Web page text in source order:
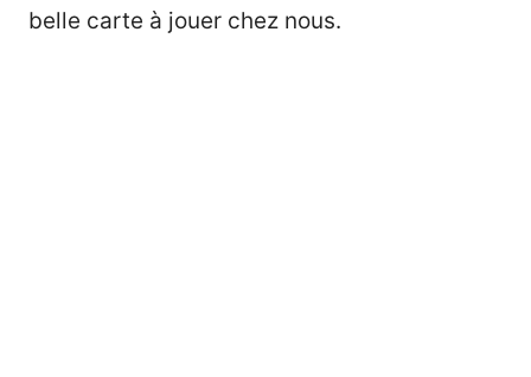
belle carte à jouer chez nous.